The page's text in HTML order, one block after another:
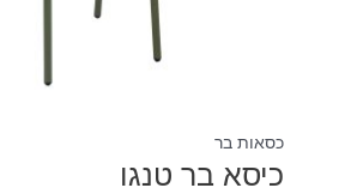
כסאות בר
כיסא בר טנגו